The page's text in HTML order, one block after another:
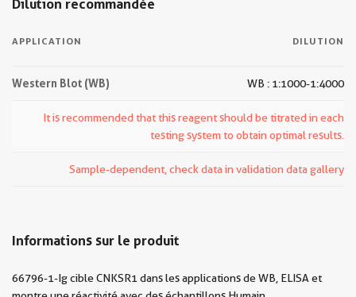
Dilution recommandée
APPLICATION DILUTION
Western Blot (WB) WB : 1:1000-1:4000
It is recommended that this reagent should be titrated in each
testing system to obtain optimal results.
Sample-dependent, check data in validation data gallery
Informations sur le produit
66796-1-Ig cible CNKSR1 dans les applications de WB, ELISA et